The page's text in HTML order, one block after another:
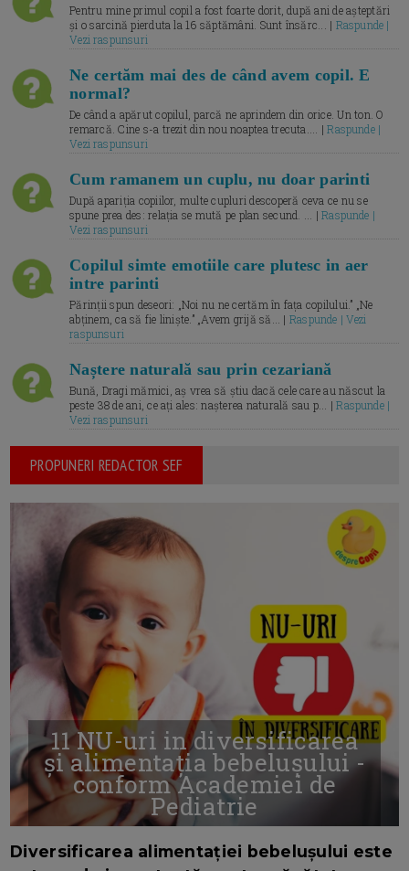
Pentru mine primul copil a fost foarte dorit, după ani de așteptări
și o sarcină pierduta la 16 săptămâni. Sunt însărc... | Raspunde |
Vezi raspunsuri
Ne certăm mai des de când avem copil. E
normal?
De când a apărut copilul, parcă ne aprindem din orice. Un ton. O
remarcă. Cine s-a trezit din nou noaptea trecuta.... |Raspunde |
Vezi raspunsuri
Cum ramanem un cuplu, nu doar parinti
După apariția copiilor, multe cupluri descoperă ceva ce nu se
spune prea des: relația se mută pe plan secund. ... |Raspunde |
Vezi raspunsuri
Copilul simte emotiile care plutesc in aer
intre parinti
Părinții spun deseori: „Noi nu ne certăm în fața copilului.” „Ne
abținem, ca să fie liniște.” „Avem grijă să... | Raspunde | Vezi
raspunsuri
Naștere naturală sau prin cezariană
Bună, Dragi mămici, aș vrea să știu dacă cele care au născut la
peste 38 de ani, ce ați ales: nașterea naturală sau p... |Raspunde |
Vezi raspunsuri
PROPUNERI REDACTOR SEF
11 NU-uri in diversificarea
și alimentația bebelușului -
conform Academiei de
Pediatrie
Diversificarea alimentației bebelușului este